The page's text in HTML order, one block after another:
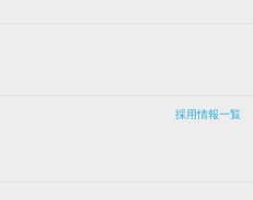
採用情報一覧